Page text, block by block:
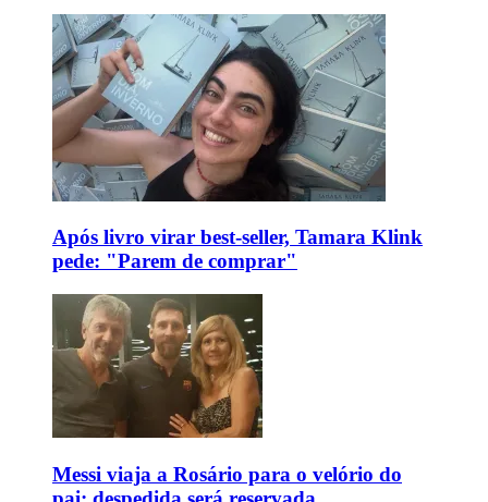
Após livro virar best-seller, Tamara Klink
pede: "Parem de comprar"
Messi viaja a Rosário para o velório do